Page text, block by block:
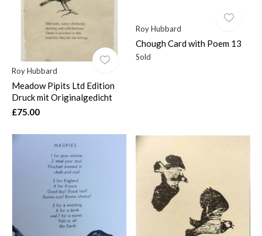
Roy Hubbard
Meadow Pipits Ltd Edition
Druck mit Originalgedicht
£75.00
Roy Hubbard
Chough Card with Poem 13
Sold